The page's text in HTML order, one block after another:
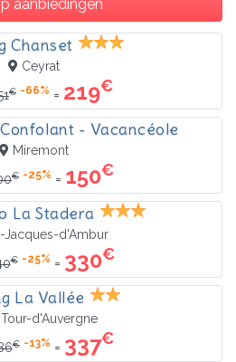
aanbiedingen
Chanset
Ceyrat
€ -66% = 219€
- Vacancéole
Miremont
€ -25% = 150€
La Stadera
Jacques-d'Ambur
€ -25% = 330€
La Vallée
Tour-d'Auvergne
€ -13% = 337€